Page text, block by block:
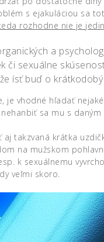
s ejakuláciou sa
rozhodne nie je
a
či sexuálne
ísť buď o
je vhodné hľadať
sa mu s
aj takzvaná krátka
na mužskom
k sexuálnemu
veľmi skoro.